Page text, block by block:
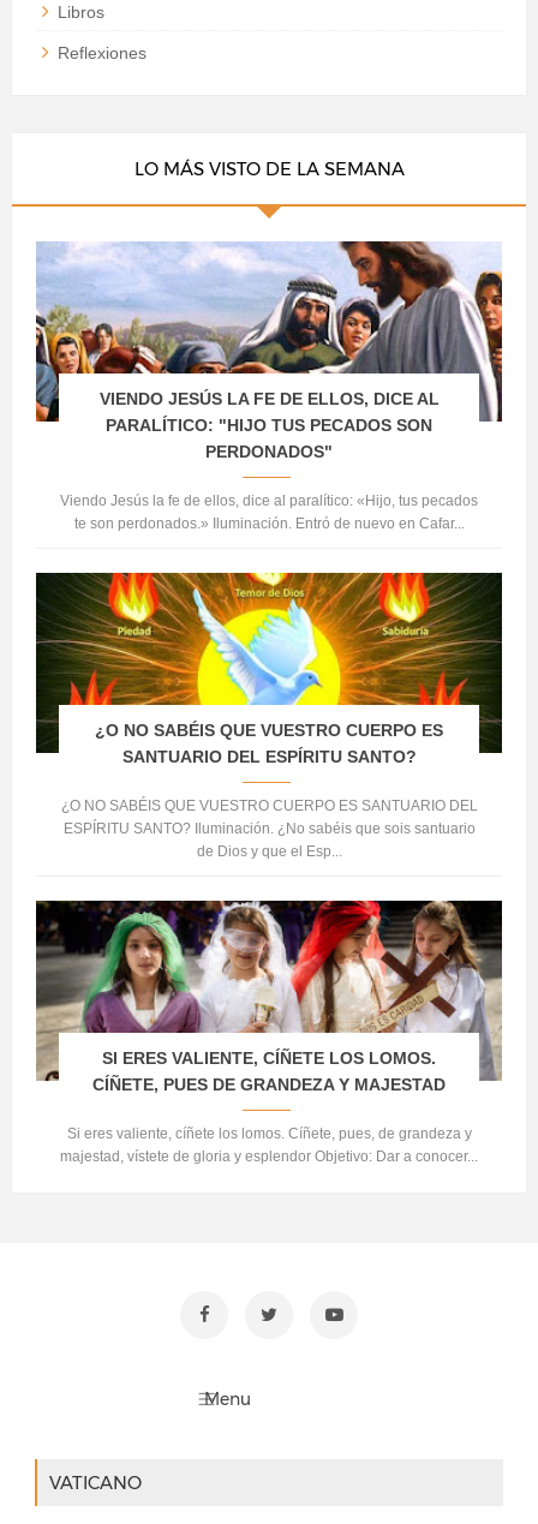
Libros
Reflexiones
LO MÁS VISTO DE LA SEMANA
VIENDO JESÚS LA FE DE ELLOS, DICE AL
PARALÍTICO: "HIJO TUS PECADOS SON
PERDONADOS"
Viendo Jesús la fe de ellos, dice al paralítico: «Hijo, tus pecados
te son perdonados.» Iluminación. Entró de nuevo en Cafar...
¿O NO SABÉIS QUE VUESTRO CUERPO ES
SANTUARIO DEL ESPÍRITU SANTO?
¿O NO SABÉIS QUE VUESTRO CUERPO ES SANTUARIO DEL
ESPÍRITU SANTO? Iluminación. ¿No sabéis que sois santuario
de Dios y que el Esp...
SI ERES VALIENTE, CÍÑETE LOS LOMOS.
CÍÑETE, PUES DE GRANDEZA Y MAJESTAD
Si eres valiente, cíñete los lomos. Cíñete, pues, de grandeza y
majestad, vístete de gloria y esplendor Objetivo: Dar a conocer...
VATICANO